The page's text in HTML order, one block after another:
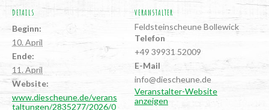
DETAILS
Beginn:
10. April
Ende:
11. April
Website:
www.diescheune.de/verans
taltungen/2835277/2026/0
VERANSTALTER
Feld­stein­scheu­ne Bollewick
Telefon
+49 39931 52009
E-Mail
info@diescheune.de
Veranstalter-Website
anzeigen